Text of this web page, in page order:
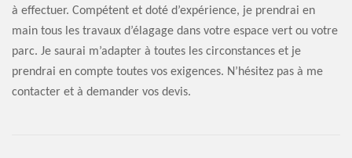
à effectuer. Compétent et doté d’expérience, je prendrai en
main tous les travaux d’élagage dans votre espace vert ou votre
parc. Je saurai m’adapter à toutes les circonstances et je
prendrai en compte toutes vos exigences. N’hésitez pas à me
contacter et à demander vos devis.